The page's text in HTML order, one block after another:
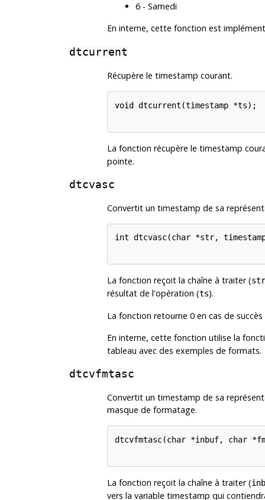
6 - Samedi
En interne, cette fonction est
dtcurrent
Récupère le timestamp courant.
void dtcurrent(timestamp *ts);
La fonction récupère le timestamp
pointe.
dtcvasc
Convertit un timestamp de sa
int dtcvasc(char *str,
La fonction reçoit la chaîne à traiter (str
résultat de l'opération (ts).
La fonction retourne 0 en cas de
En interne, cette fonction utilise la
tableau avec des exemples de formats.
dtcvfmtasc
Convertit un timestamp de sa
masque de formatage.
dtcvfmtasc(char *inbuf, char
La fonction reçoit la chaîne à traiter (
vers la variable timestamp qui